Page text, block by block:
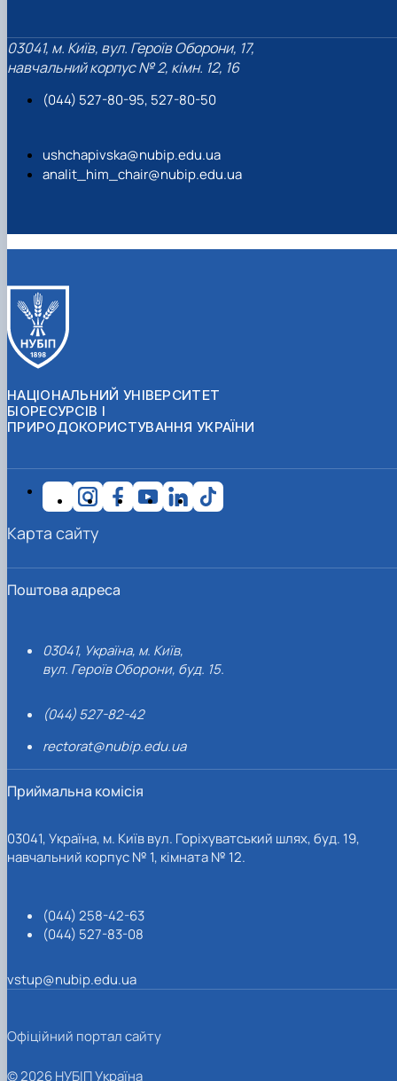
03041, м. Київ, вул. Героїв Оборони, 17,
навчальний корпус № 2, кімн. 12, 16
(044) 527-80-95, 527-80-50
ushchapivska@nubip.edu.ua
analit_him_chair@nubip.edu.ua
НАЦІОНАЛЬНИЙ УНІВЕРСИТЕТ
БІОРЕСУРСІВ І
ПРИРОДОКОРИСТУВАННЯ УКРАЇНИ
Поштова адреса
03041, Україна, м. Київ,
вул. Героїв Оборони, буд. 15.
(044) 527-82-42
rectorat@nubip.edu.ua
Приймальна комісія
03041, Україна, м. Київ вул. Горіхуватський шлях, буд. 19,
навчальний корпус № 1, кімната № 12.
(044) 258-42-63
(044) 527-83-08
vstup@nubip.edu.ua
Карта сайту
Офіційний портал сайту
© 2026 НУБІП Україна